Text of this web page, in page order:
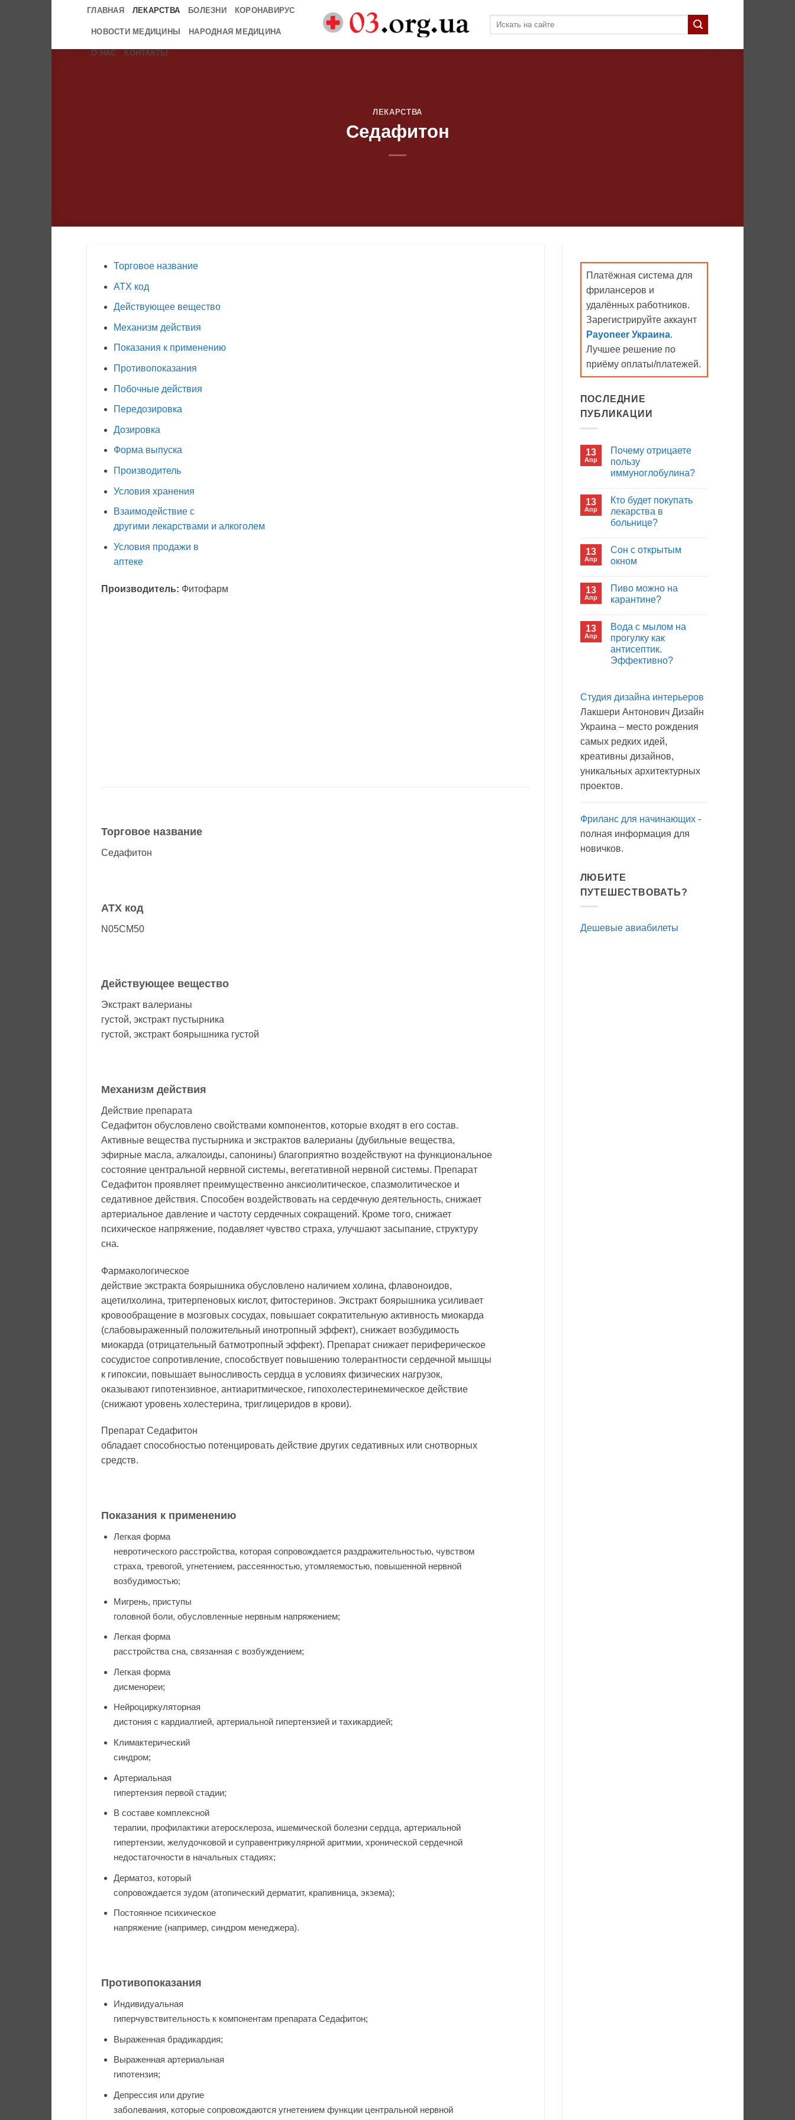
ГЛАВНАЯ ЛЕКАРСТВА БОЛЕЗНИ КОРОНАВИРУС
НОВОСТИ МЕДИЦИНЫ НАРОДНАЯ МЕДИЦИНА
О НАС КОНТАКТЫ
ЛЕКАРСТВА
Седафитон
Торговое название
АТХ код
Действующее вещество
Механизм действия
Показания к применению
Противопоказания
Побочные действия
Передозировка
Дозировка
Форма выпуска
Производитель
Условия хранения
Взаимодействие с
другими лекарствами и алкоголем
Условия продажи в
аптеке
Производитель: Фитофарм
Торговое название
Седафитон
АТХ код
N05CM50
Действующее вещество
Экстракт валерианы
густой, экстракт пустырника
густой, экстракт боярышника густой
Механизм действия
Действие препарата
Седафитон обусловлено свойствами компонентов, которые входят в его состав.
Активные вещества пустырника и экстрактов валерианы (дубильные вещества,
эфирные масла, алкалоиды, сапонины) благоприятно воздействуют на функциональное
состояние центральной нервной системы, вегетативной нервной системы. Препарат
Седафитон проявляет преимущественно анксиолитическое, спазмолитическое и
седативное действия. Способен воздействовать на сердечную деятельность, снижает
артериальное давление и частоту сердечных сокращений. Кроме того, снижает
психическое напряжение, подавляет чувство страха, улучшают засыпание, структуру
сна.
Фармакологическое
действие экстракта боярышника обусловлено наличием холина, флавоноидов,
ацетилхолина, тритерпеновых кислот, фитостеринов. Экстракт боярышника усиливает
кровообращение в мозговых сосудах, повышает сократительную активность миокарда
(слабовыраженный положительный инотропный эффект), снижает возбудимость
миокарда (отрицательный батмотропный эффект). Препарат снижает периферическое
сосудистое сопротивление, способствует повышению толерантности сердечной мышцы
к гипоксии, повышает выносливость сердца в условиях физических нагрузок,
оказывают гипотензивное, антиаритмическое, гипохолестеринемическое действие
(снижают уровень холестерина, триглицеридов в крови).
Препарат Седафитон
обладает способностью потенцировать действие других седативных или снотворных
средств.
Показания к применению
Легкая форма
невротического расстройства, которая сопровождается раздражительностью, чувством
страха, тревогой, угнетением, рассеянностью, утомляемостью, повышенной нервной
возбудимостью;
Мигрень, приступы
головной боли, обусловленные нервным напряжением;
Легкая форма
расстройства сна, связанная с возбуждением;
Легкая форма
дисменореи;
Нейроциркуляторная
дистония с кардиалгией, артериальной гипертензией и тахикардией;
Климактерический
синдром;
Артериальная
гипертензия первой стадии;
В составе комплексной
терапии, профилактики атеросклероза, ишемической болезни сердца, артериальной
гипертензии, желудочковой и суправентрикулярной аритмии, хронической сердечной
недостаточности в начальных стадиях;
Дерматоз, который
сопровождается зудом (атопический дерматит, крапивница, экзема);
Постоянное психическое
напряжение (например, синдром менеджера).
Противопоказания
Индивидуальная
гиперчувствительность к компонентам препарата Седафитон;
Выраженная брадикардия;
Выраженная артериальная
гипотензия;
Депрессия или другие
заболевания, которые сопровождаются угнетением функции центральной нервной
Платёжная система для
фрилансеров и
удалённых работников.
Зарегистрируйте аккаунт
Payoneer Украина.
Лучшее решение по
приёму оплаты/платежей.
ПОСЛЕДНИЕ
ПУБЛИКАЦИИ
13
Апр
Почему отрицаете
пользу
иммуноглобулина?
записи
Почему
отрицаете
пользу
13
Апр
Кто будет покупать
лекарства в
больнице?
записи
Кто
будет
больнице?
13
Апр
Сон с открытым
окном
записи
Сон
с
13
Апр
Пиво можно на
карантине?
записи
Пиво
можно
на
карантине?
13
Апр
Вода с мылом на
прогулку как
антисептик.
Эффективно?
Вода
мылом
на
прогулку
антисептик.
Студия дизайна интерьеров
Лакшери Антонович Дизайн
Украина – место рождения
самых редких идей,
креативны дизайнов,
уникальных архитектурных
проектов.
Фриланс для начинающих-
полная информация для
новичков.
ЛЮБИТЕ
ПУТЕШЕСТВОВАТЬ?
Дешевые авиабилеты